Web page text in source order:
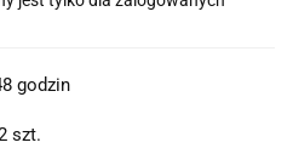
godzin
szt.